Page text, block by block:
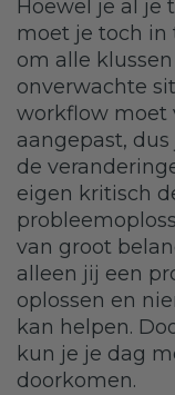
Hoewel je al je
moet je toch
om alle
onverwachte
workflow moet
aangepast,
de
eigen kritisch
van groot
alleen jij een
oplossen en
kan helpen.
kun je je dag
doorkomen.